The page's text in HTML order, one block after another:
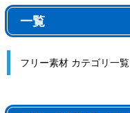
一覧
フリー素材 カテゴリ一覧